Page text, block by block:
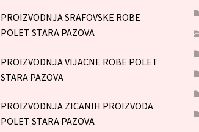
PROIZVODNJA SRAFOVSKE ROBE
POLET STARA PAZOVA
PROIZVODNJA VIJACNE ROBE POLET
STARA PAZOVA
PROIZVODNJA ZICANIH PROIZVODA
POLET STARA PAZOVA